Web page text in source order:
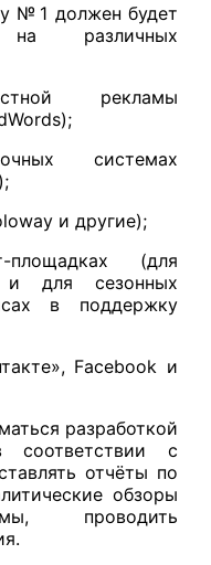
№ 1 должен будет
различных
рекламы
системах
и другие);
(для
и для сезонных
в поддержку
Facebook и
разработкой
соответствии с
отчёты по
обзоры
проводить